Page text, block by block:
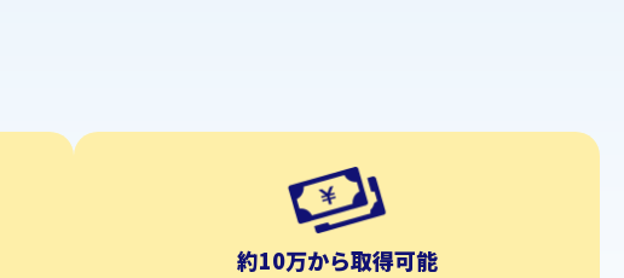
約10万から取得可能